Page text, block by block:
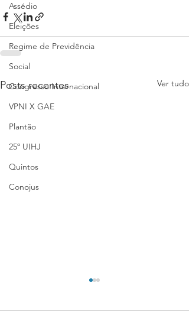
Assédio
Eleições
Regime de Previdência
Social
Congresso Internacional
VPNI X GAE
Plantão
25º UIHJ
Quintos
Conojus
Posts recentes Ver tudo